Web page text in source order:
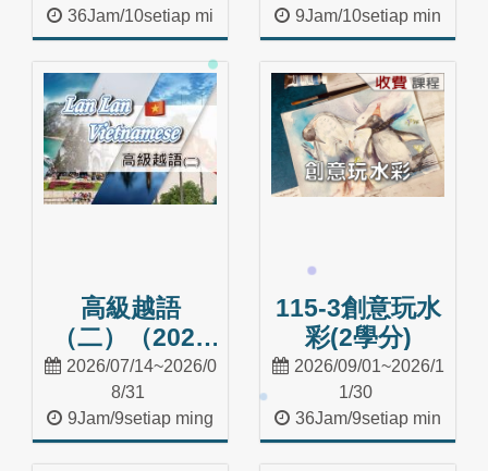
36Jam/10setiap mi
nggu
9Jam/10setiap min
ggu
高級越語
（二）（2026
夏季班）
2026/07/14~2026/0
8/31
9Jam/9setiap ming
gu
115-3創意玩水
彩(2學分)
2026/09/01~2026/1
1/30
36Jam/9setiap min
ggu